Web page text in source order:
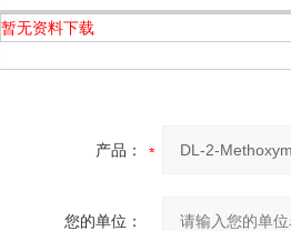
暂无资料下载
产品：
您的单位：